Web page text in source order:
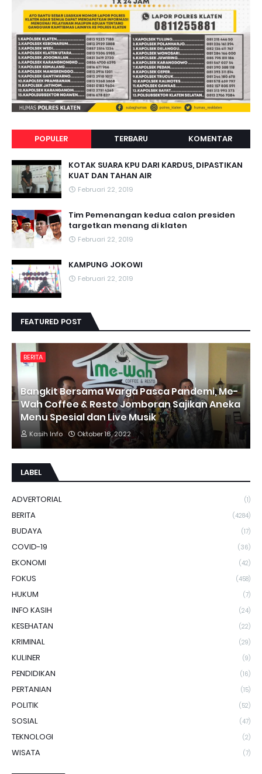
POPULER TERBARU KOMENTAR
KOTAK SUARA KPU DARI KARDUS, DIPASTIKAN
KUAT DAN TAHAN AIR
Februari 22, 2019
Tim Pemenangan kedua calon presiden
targetkan menang di klaten
Februari 22, 2019
KAMPUNG JOKOWI
Februari 22, 2019
FEATURED POST
BERITA
Bangkit Bersama Warga Pasca Pandemi, Me-
Wah Coffee & Resto Jomboran Sajikan Aneka
Menu Spesial dan Live Musik
Kasih Info Oktober 16, 2022
LABEL
ADVERTORIAL (1)
BERITA (4284)
BUDAYA (17)
COVID-19 (36)
EKONOMI (42)
FOKUS (458)
HUKUM (7)
INFO KASIH (24)
KESEHATAN (22)
KRIMINAL (29)
KULINER (9)
PENDIDIKAN (16)
PERTANIAN (15)
POLITIK (52)
SOSIAL (47)
TEKNOLOGI (2)
WISATA (7)